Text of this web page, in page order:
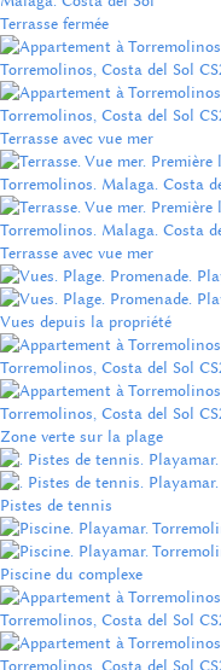
Terrasse fermée
Terrasse avec vue mer
Terrasse avec vue mer
Vues depuis la propriété
Zone verte sur la plage
Pistes de tennis
Piscine du complexe